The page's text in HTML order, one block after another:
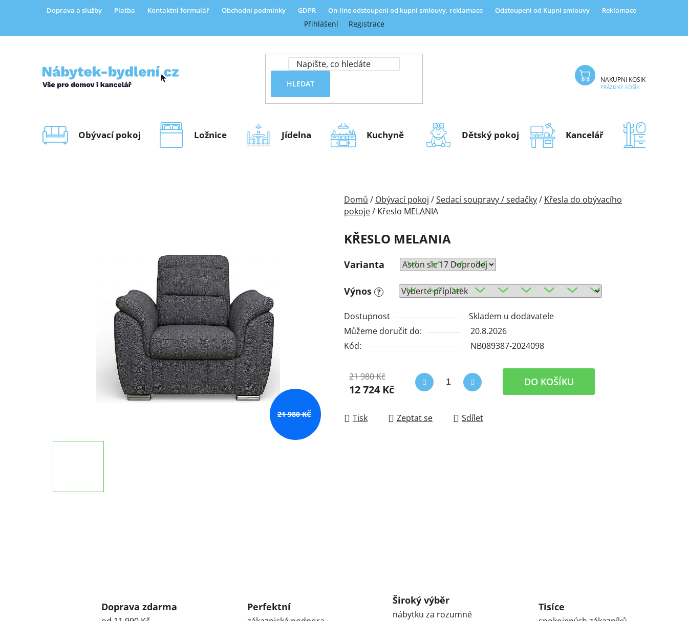
Doprava a služby Platba Kontaktní formulář Obchodní podmínky GDPR On-line odstoupení od kupní smlouvy, reklamace Odstoupení od Kupní smlouvy Reklamace
Přihlášení Registrace
HLEDAT NÁKUPNÍ KOŠÍK
PRÁZDNÝ KOŠÍK
Obývací pokoj Ložnice Jídelna Kuchyně Dětský pokoj Kancelář
Domů / Obývací pokoj /Sedací soupravy / sedačky/ Křesla do obývacího
pokoje/ Křeslo MELANIA
KŘESLO MELANIA
Varianta
Výnos ?
Dostupnost
Skladem u dodavatele
Můžeme doručit do:
20.8.2026
Kód:
NB089387-2024098
21 980 Kč
12 724 Kč
DO KOŠÍKU
Tisk Zeptat se Sdílet
21 980 KČ
Doprava zdarma Perfektní
Široký výběr
nábytku za rozumné
Tisíce